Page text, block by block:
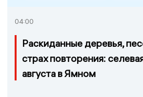
04:00
Раскиданные деревья,
страх повторения:
августа в Ямном